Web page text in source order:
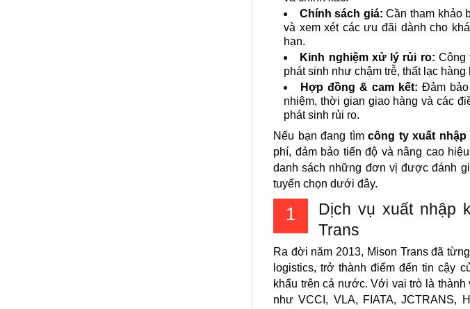
Chính sách giá: Cần tham khảo
và xem xét các ưu đãi dành cho
hạn.
Kinh nghiệm xử lý rủi ro: Công
phát sinh như chậm trễ, thất lạc
Hợp đồng & cam kết: Đảm
nhiệm, thời gian giao hàng và các
phát sinh rủi ro.
Nếu bạn đang tìmcông ty xuất nhập
phí, đảm bảo tiến độ và nâng cao
danh sách những đơn vị được đánh
tuyển chọn dưới đây.
1
Dịch vụ xuất nhập
Trans
Ra đời năm 2013, Mison Trans đã
logistics, trở thành điểm đến tin cậy
khẩu trên cả nước. Với vai trò là
như VCCI, VLA, FIATA, JCTRANS,